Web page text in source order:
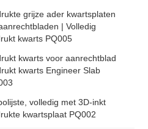
grijze ader kwartsplaten
| Volledig
kwarts PQ005
kwarts voor aanrechtblad
kwarts Engineer Slab
volledig met 3D-inkt
kwartsplaat PQ002